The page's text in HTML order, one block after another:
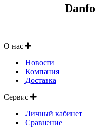
О нас
Новости
Компания
Доставка
Сервис
Личный кабинет
Сравнение